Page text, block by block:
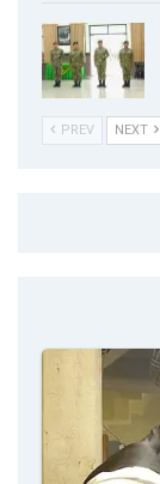
PREV NEXT